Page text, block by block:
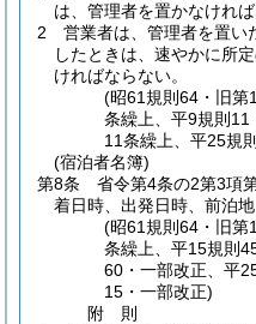
は、管理者を置かなければ
2
営業者は、管理者を置い
したときは、速やかに所
ければならない。
(昭61規則64・旧第
条繰上、平9規則
11条繰上、平25規
(宿泊者名簿)
第8条
省令第4条の2第3項
着日時、出発日時、前泊
(昭61規則64・旧第
条繰上、平15規則
60・一部改正、平
15・一部改正)
附 則